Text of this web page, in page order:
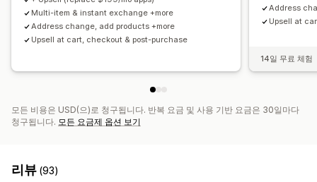
Multi-item & instant exchange +more
Address change, add products +more
Upsell at cart, checkout & post-purchase
Address
Upsell at
14일 무료 체험
모든 비용은 USD(으)로 청구됩니다. 반복 요금 및 사용 기반 요금은 30일마다
청구됩니다. 모든 요금제 옵션 보기
리뷰 (93)